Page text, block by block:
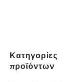
Κατηγορίες
προϊόντων